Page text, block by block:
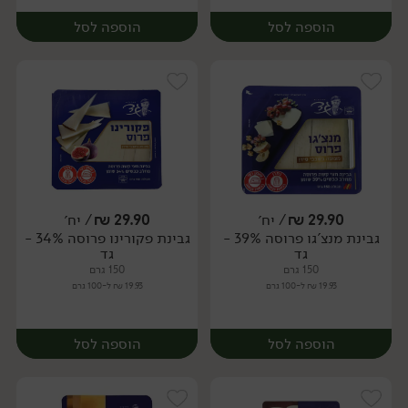
הוספה לסל
יח׳
הוספה לסל
יח׳
29.90
₪/ יח׳
גבינת מנצ'גו פרוסה 39% -
גד
150 גרם
19.93 ₪ ל-100 גרם
הוספה לסל
29.90
₪/ יח׳
גבינת פקורינו פרוסה 34% -
גד
150 גרם
19.93 ₪ ל-100 גרם
הוספה לסל